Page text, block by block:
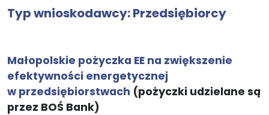
Typ wnioskodawcy:Przedsiębiorcy
Małopolskie pożyczka EE na zwiększenie
efektywności energetycznej
w przedsiębiorstwach (pożyczki udzielane są
przez BOŚ Bank)